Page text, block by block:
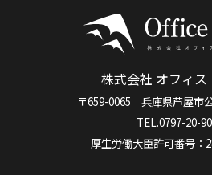
株式会社 オフィス
〒659-0065 兵庫県芦屋市
TEL.0797-20-
厚生労働大臣許可番号：